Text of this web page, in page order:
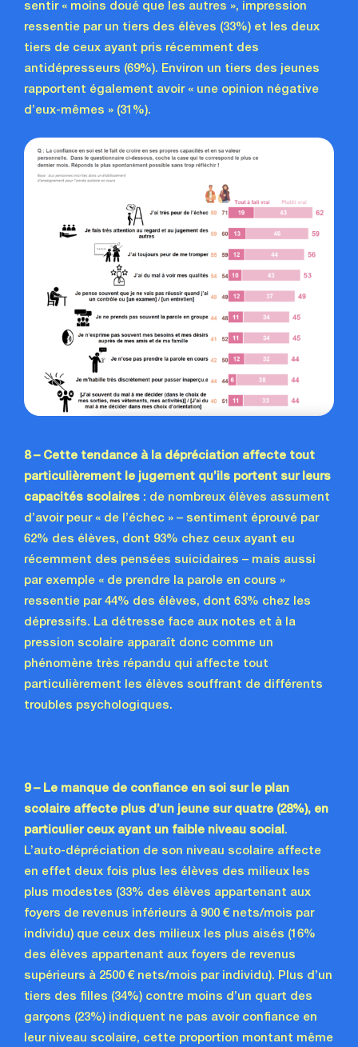
sentir « moins doué que les autres », impression
ressentie par un tiers des élèves (33%) et les deux
tiers de ceux ayant pris récemment des
antidépresseurs (69%). Environ un tiers des jeunes
rapportent également avoir « une opinion négative
d’eux-mêmes » (31%).
8 – Cette tendance à la dépréciation affecte tout
particulièrement le jugement qu’ils portent sur leurs
capacités scolaires : de nombreux élèves assument
d’avoir peur « de l’échec » – sentiment éprouvé par
62% des élèves, dont 93% chez ceux ayant eu
récemment des pensées suicidaires – mais aussi
par exemple « de prendre la parole en cours »
ressentie par 44% des élèves, dont 63% chez les
dépressifs. La détresse face aux notes et à la
pression scolaire apparaît donc comme un
phénomène très répandu qui affecte tout
particulièrement les élèves souffrant de différents
troubles psychologiques.
9 – Le manque de confiance en soi sur le plan
scolaire affecte plus d’un jeune sur quatre (28%), en
particulier ceux ayant un faible niveau social .
L’auto-dépréciation de son niveau scolaire affecte
en effet deux fois plus les élèves des milieux les
plus modestes (33% des élèves appartenant aux
foyers de revenus inférieurs à 900 € nets/mois par
individu) que ceux des milieux les plus aisés (16%
des élèves appartenant aux foyers de revenus
supérieurs à 2500 € nets/mois par individu). Plus d’un
tiers des filles (34%) contre moins d’un quart des
garçons (23%) indiquent ne pas avoir confiance en
leur niveau scolaire, cette proportion montant même